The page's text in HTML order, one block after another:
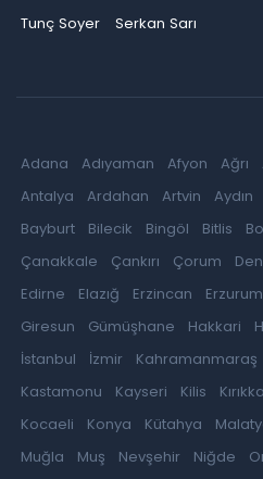
Tunç Soyer
Serkan Sarı
Adana Adıyaman Afyon Ağrı
Antalya
Ardahan Artvin Aydın
Bayburt
Bilecik Bingöl Bitlis
Çanakkale
Çankırı Çorum
Edirne
Elazığ Erzincan Erzurum
Giresun
Gümüşhane Hakkari
İstanbul
İzmir Kahramanmaraş
Kastamonu
Kayseri Kilis
Kocaeli
Konya Kütahya
Muğla
Muş Nevşehir Niğde